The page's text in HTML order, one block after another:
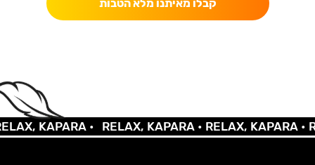
קבלו מאיתנו מלא הטבות
KAPARA • RELAX, KAPARA •RELAX, KAPARA •